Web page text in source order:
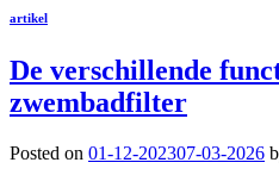
artikel
De verschillende
zwembadfilter
Posted on 01-12-202307-03-2026